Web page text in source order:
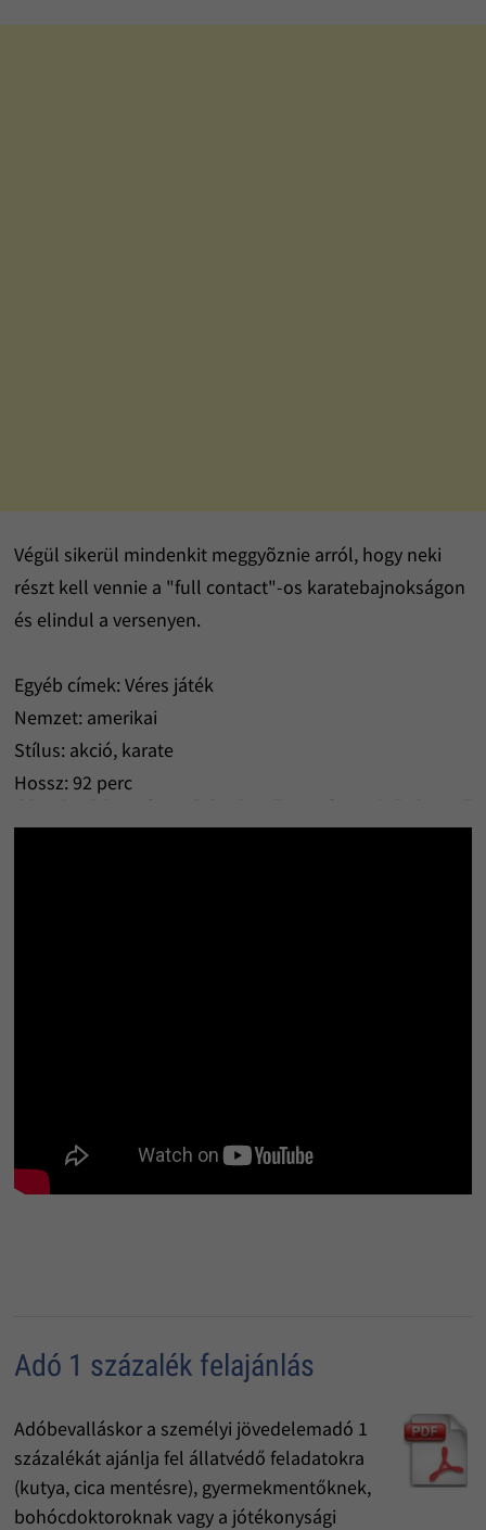
Végül sikerül mindenkit meggyõznie arról, hogy neki
részt kell vennie a "full contact"-os karatebajnokságon
és elindul a versenyen.
Egyéb címek: Véres játék
Nemzet: amerikai
Stílus: akció, karate
Hossz: 92 perc
Adó 1 százalék felajánlás
Adóbevalláskor a személyi jövedelemadó 1
százalékát ajánlja fel állatvédő feladatokra
(kutya, cica mentésre), gyermekmentőknek,
bohócdoktoroknak vagy a jótékonysági